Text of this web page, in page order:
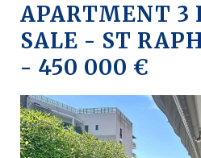
APARTMENT 3
SALE - ST
- 450 000 €